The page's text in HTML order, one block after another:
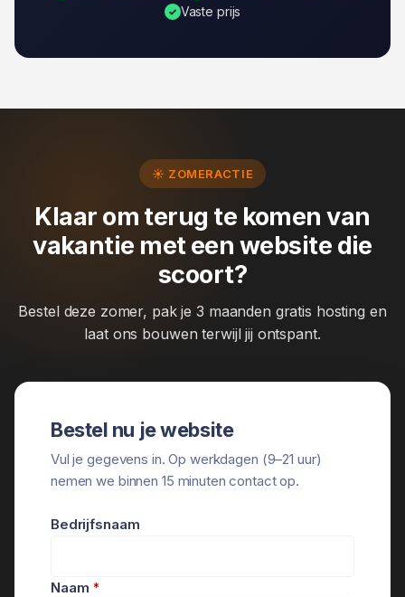
✓ Vaste prijs
☀ ZOMERACTIE
Klaar om terug te komen van
vakantie met een website die
scoort?
Bestel deze zomer, pak je 3 maanden gratis hosting en
laat ons bouwen terwijl jij ontspant.
Bestel nu je website
Vul je gegevens in. Op werkdagen (9–21 uur)
nemen we binnen 15 minuten contact op.
Email
Bedrijfsnaam
Naam *